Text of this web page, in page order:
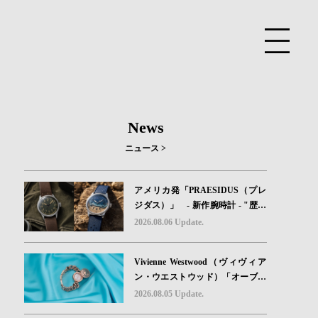
News
ニュース >
アメリカ発「PRAESIDUS（プレ
ジダス）」 - 新作腕時計 - "歴史
を身に着ける“ -戦場を駆け抜けた
字盤に閉じ込めた「A-11」コレク
ション2種類が発売。
2026.08.06 Update.
Vivienne Westwood（ヴィヴィア
ン・ウエストウッド）「オーブボ
タン」コレクションに、⽇本限定
2026.08.05 Update.